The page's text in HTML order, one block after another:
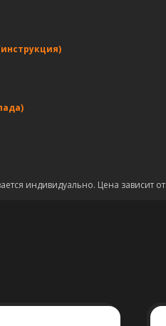
индивидуально. Цена зависит